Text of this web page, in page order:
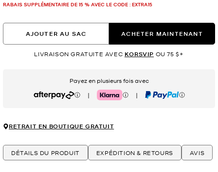
RABAIS SUPPLÉMENTAIRE DE 15 % AVEC LE CODE : EXTRA15
AJOUTER AU SAC ACHETER MAINTENANT
LIVRAISON GRATUITE AVEC KORSVIP OU 75 $+
Payez en plusieurs fois avec
Afterpay | Klarna | PayPal
RETRAIT EN BOUTIQUE GRATUIT
DÉTAILS DU PRODUIT EXPÉDITION & RETOURS AVIS